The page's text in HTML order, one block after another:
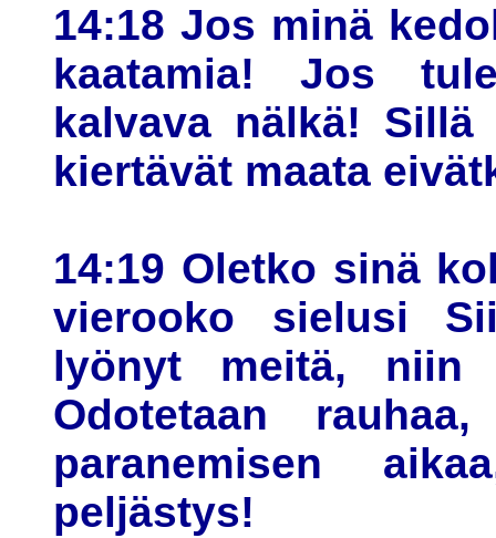
14:18 Jos minä
kaatamia! Jos
kalvava nälkä!
kiertävät maata
14:19 Oletko sinä
vierooko sielusi
lyönyt meitä, niin
Odotetaan
paranemisen
peljästys!